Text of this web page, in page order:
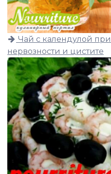
Чай с календулой
нервозности и цистите